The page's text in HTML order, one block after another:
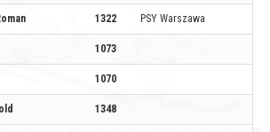
1322 PSY Warszawa
1073
1070
1348